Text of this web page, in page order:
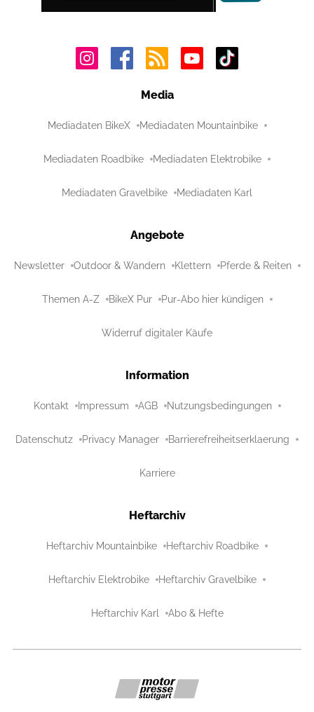
Media
Mediadaten BikeX Mediadaten Mountainbike
Mediadaten Roadbike Mediadaten Elektrobike
Mediadaten Gravelbike Mediadaten Karl
Angebote
Newsletter Outdoor & Wandern Klettern Pferde & Reiten
Themen A-Z BikeX Pur Pur-Abo hier kündigen
Widerruf digitaler Käufe
Information
Kontakt Impressum AGB Nutzungsbedingungen
Datenschutz Privacy Manager Barrierefreiheitserklaerung
Karriere
Heftarchiv
Heftarchiv Mountainbike Heftarchiv Roadbike
Heftarchiv Elektrobike Heftarchiv Gravelbike
Heftarchiv Karl Abo & Hefte